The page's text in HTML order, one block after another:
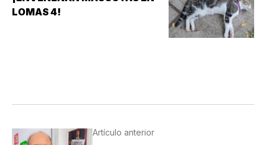
LOMAS 4!
Artículo anterior